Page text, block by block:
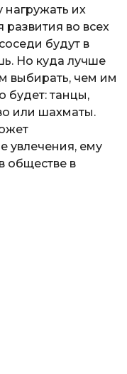
нагружать их
во всех
будут в
Но куда лучше
выбирать, чем им
будет: танцы,
или шахматы.
увлечения, ему
обществе в